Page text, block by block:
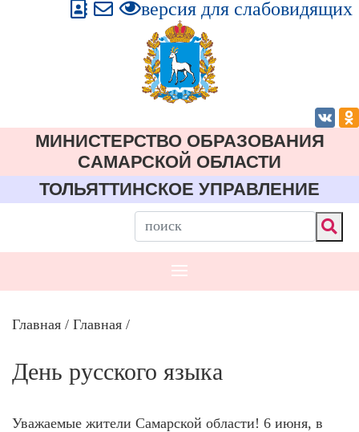
версия для слабовидящих
МИНИСТЕРСТВО ОБРАЗОВАНИЯ
CАМАРСКОЙ ОБЛАСТИ
ТОЛЬЯТТИНСКОЕ УПРАВЛЕНИЕ
Главная / Главная /
День русского языка
Уважаемые жители Самарской области! 6 июня, в